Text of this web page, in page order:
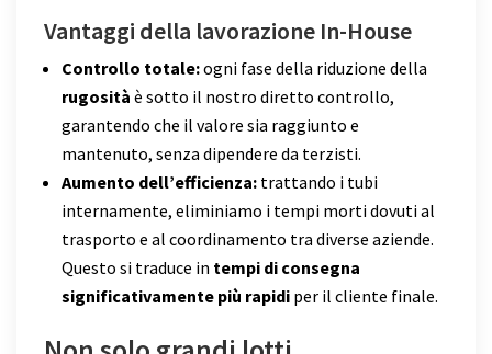
Vantaggi della lavorazione In-House
Controllo totale:ogni fase della riduzione della
rugosità è sotto il nostro diretto controllo,
garantendo che il valore sia raggiunto e
mantenuto, senza dipendere da terzisti.
Aumento dell’efficienza: trattando i tubi
internamente, eliminiamo i tempi morti dovuti al
trasporto e al coordinamento tra diverse aziende.
Questo si traduce in tempi di consegna
significativamente più rapidi per il cliente finale.